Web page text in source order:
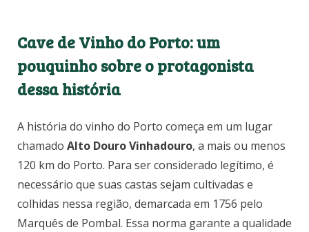
Cave de Vinho do Porto: um
pouquinho sobre o protagonista
dessa história
A história do vinho do Porto começa em um lugar
chamado Alto Douro Vinhadouro, a mais ou menos
120 km do Porto. Para ser considerado legítimo, é
necessário que suas castas sejam cultivadas e
colhidas nessa região, demarcada em 1756 pelo
Marquês de Pombal. Essa norma garante a qualidade